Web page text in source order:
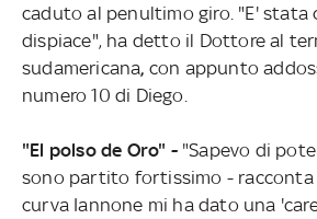
caduto al penultimo giro. "E' stata
dispiace", ha detto il Dottore al
sudamericana, con appunto
numero 10 di Diego.
"El polso de Oro" - "Sapevo di
sono partito fortissimo - racconta
curva Iannone mi ha dato una